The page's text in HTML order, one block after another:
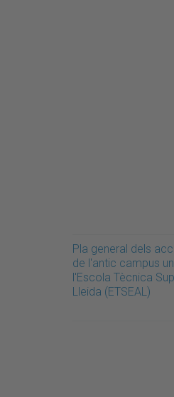
Pla general dels
de l'antic campus
l'Escola Tècnica
Lleida (ETSEAL)